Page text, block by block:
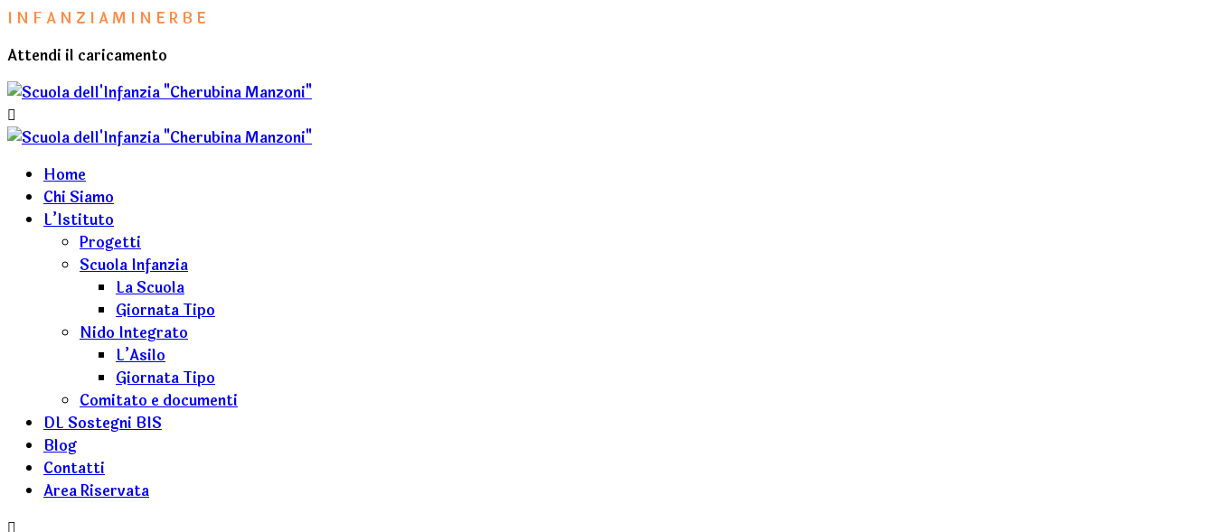
I N F A N Z I AM I N E R B E
Attendi il caricamento
Home
Chi Siamo
L’Istituto
Progetti
Scuola Infanzia
La Scuola
Giornata Tipo
Nido Integrato
L’Asilo
Giornata Tipo
Comitato e documenti
DL Sostegni BIS
Blog
Contatti
Area Riservata